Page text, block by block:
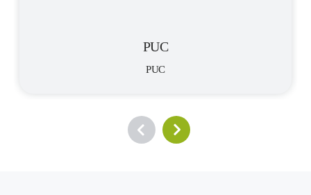
PUC
PUC